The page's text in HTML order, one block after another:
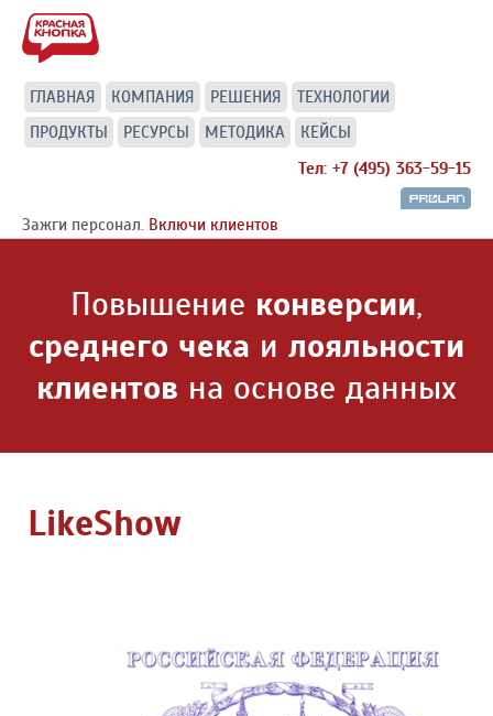
ГЛАВНАЯ КОМПАНИЯ РЕШЕНИЯ
ТЕХНОЛОГИИ
ПРОДУКТЫ
РЕСУРСЫ МЕТОДИКА
КЕЙСЫ
Тел: +7 (495) 363-59-15
Зажги персонал. Включи клиентов
Повышение конверсии,
среднего чека и лояльности
клиентов на основе данных
LikeShow